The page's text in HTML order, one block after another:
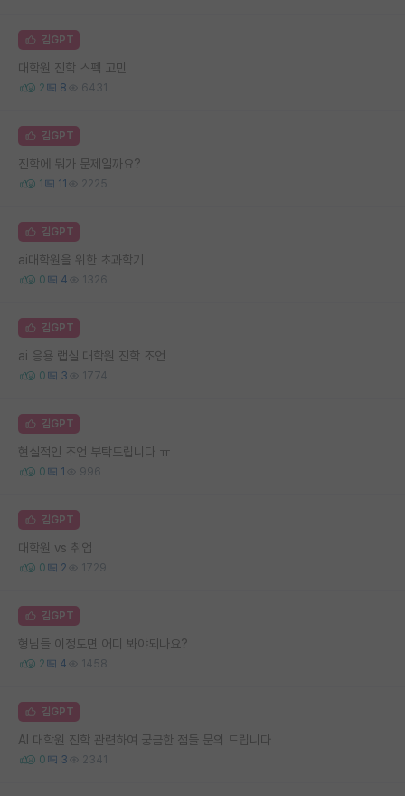
김GPT
대학원 진학 스펙 고민
2 8 6431
김GPT
진학에 뭐가 문제일까요?
1 11 2225
김GPT
ai대학원을 위한 초과학기
0 4 1326
김GPT
ai 응용 랩실 대학원 진학 조언
0 3 1774
김GPT
현실적인 조언 부탁드립니다 ㅠ
0 1 996
김GPT
대학원 vs 취업
0 2 1729
김GPT
형님들 이정도면 어디 봐야되나요?
2 4 1458
김GPT
AI 대학원 진학 관련하여 궁금한 점들 문의 드립니다
0 3 2341